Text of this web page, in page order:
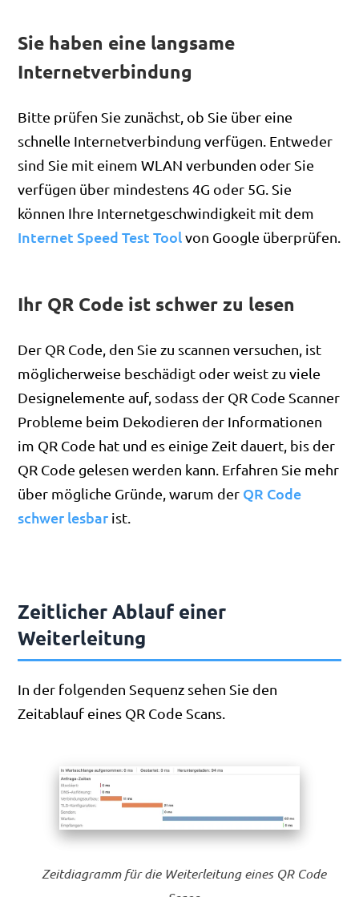
Sie haben eine langsame
Internetverbindung
Bitte prüfen Sie zunächst, ob Sie über eine
schnelle Internetverbindung verfügen. Entweder
sind Sie mit einem WLAN verbunden oder Sie
verfügen über mindestens 4G oder 5G. Sie
können Ihre Internetgeschwindigkeit mit dem
Internet Speed Test Toolvon Google überprüfen.
Ihr QR Code ist schwer zu lesen
Der QR Code, den Sie zu scannen versuchen, ist
möglicherweise beschädigt oder weist zu viele
Designelemente auf, sodass der QR Code Scanner
Probleme beim Dekodieren der Informationen
im QR Code hat und es einige Zeit dauert, bis der
QR Code gelesen werden kann. Erfahren Sie mehr
über mögliche Gründe, warum der QR Code
schwer lesbar ist.
Zeitlicher Ablauf einer
Weiterleitung
In der folgenden Sequenz sehen Sie den
Zeitablauf eines QR Code Scans.
Zeitdiagramm für die Weiterleitung eines QR Code